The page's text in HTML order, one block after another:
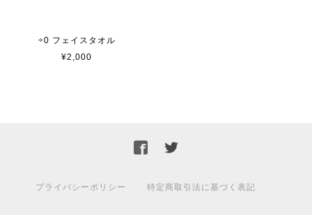
÷0 フェイスタオル
¥2,000
プライバシーポリシー 特定商取引法に基づく表記